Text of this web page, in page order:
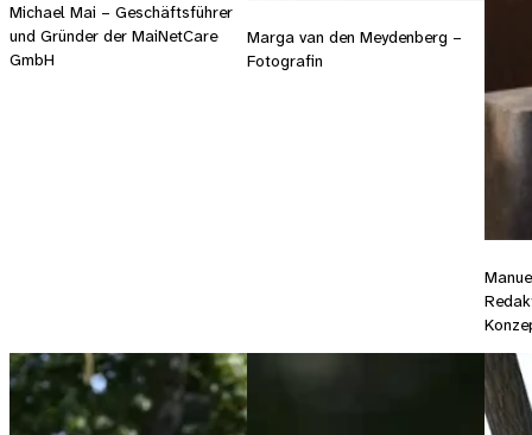
Michael Mai – Geschäftsführer
und Gründer der MaiNetCare
GmbH
Marga van den Meydenberg –
Fotografin